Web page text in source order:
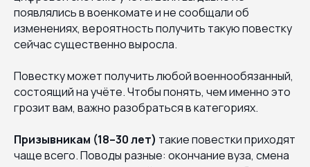
появлялись в военкомате и не сообщали об
изменениях, вероятность получить такую повестку
сейчас существенно выросла.
Повестку может получить любой военнообязанный,
состоящий на учёте. Чтобы понять, чем именно это
грозит вам, важно разобраться в категориях.
Призывникам (18–30 лет) такие повестки приходят
чаще всего. Поводы разные: окончание вуза, смена